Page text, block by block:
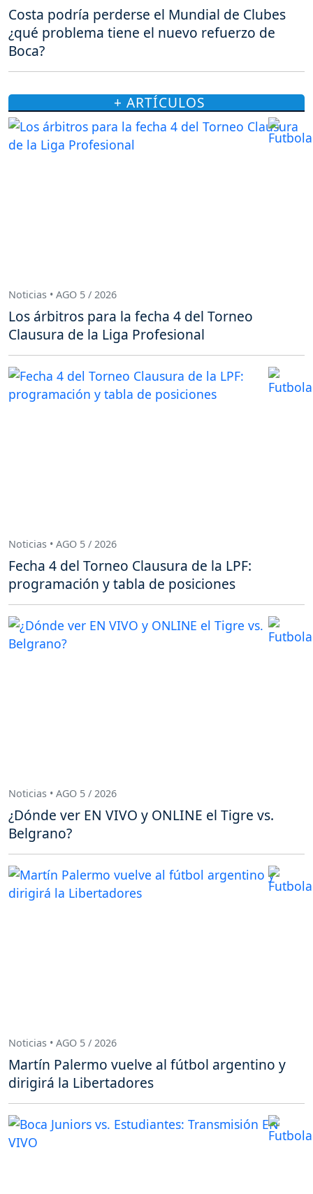
Costa podría perderse el Mundial de Clubes
¿qué problema tiene el nuevo refuerzo de
Boca?
+ ARTÍCULOS
Noticias • AGO 5 / 2026
Los árbitros para la fecha 4 del Torneo
Clausura de la Liga Profesional
Noticias • AGO 5 / 2026
Fecha 4 del Torneo Clausura de la LPF:
programación y tabla de posiciones
Noticias • AGO 5 / 2026
¿Dónde ver EN VIVO y ONLINE el Tigre vs.
Belgrano?
Noticias • AGO 5 / 2026
Martín Palermo vuelve al fútbol argentino y
dirigirá la Libertadores